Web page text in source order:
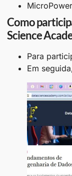
Como
Science
Para
Em